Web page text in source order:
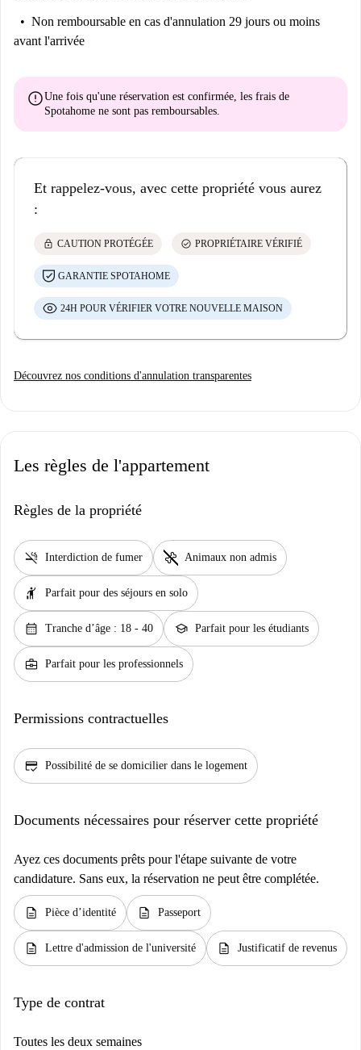
Non remboursable en cas d'annulation 29 jours ou moins
avant l'arrivée
errorUne fois qu'une réservation est confirmée, les frais de
Spotahome ne sont pas remboursables
Et rappelez-vous, avec cette propriété vous aurez
:
lock CAUTION PROTÉGÉE check_circle PROPRIÉTAIRE VÉRIFIÉ
GARANTIE SPOTAHOME
24H POUR VÉRIFIER VOTRE NOUVELLE MAISON
Découvrez nos conditions d'annulation transparentes
Les règles de l'appartement
Règles de la propriété
smoke_free Interdiction de fumer pet_supplies Animaux non admis
hail Parfait pour des séjours en solo
calendar_month Tranche d’âge : 18 - 40 school Parfait pour les étudiants
business_center Parfait pour les professionnels
Permissions contractuelles
credit_score Possibilité de se domicilier dans le logement
Documents nécessaires pour réserver cette propriété
Ayez ces documents prêts pour l'étape suivante de votre
candidature. Sans eux, la réservation ne peut être complétée.
description Pièce d’identité description Passeport
description Lettre d'admission de l'université description Justificatif de revenus
Type de contrat
Toutes les deux semaines